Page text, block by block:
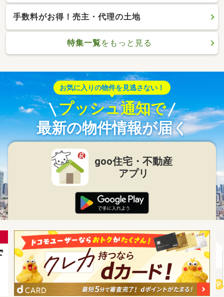
手数料がお得！売主・代理の土地
特集一覧をもっと見る
お気に入りの物件を見逃さない！
プッシュ通知で
最新の物件情報が届く
goo住宅・不動産
アプリ